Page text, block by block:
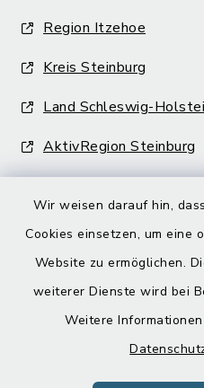
Wir weisen darauf hin,
Cookies einsetzen, um eine
Website zu ermöglichen.
weiterer Dienste wird bei
Weitere
Region Itzehoe
Kreis Steinburg
Land Schleswig-
AktivRegion Steinburg